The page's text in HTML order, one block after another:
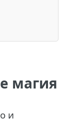
магия
и